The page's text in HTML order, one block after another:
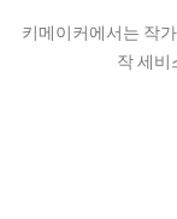
키메이커에서는 작
작 세